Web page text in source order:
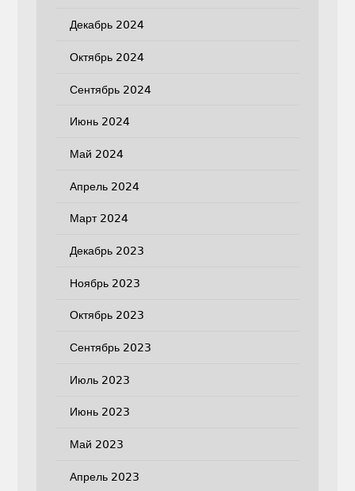
Декабрь 2024
Октябрь 2024
Сентябрь 2024
Июнь 2024
Май 2024
Апрель 2024
Март 2024
Декабрь 2023
Ноябрь 2023
Октябрь 2023
Сентябрь 2023
Июль 2023
Июнь 2023
Май 2023
Апрель 2023